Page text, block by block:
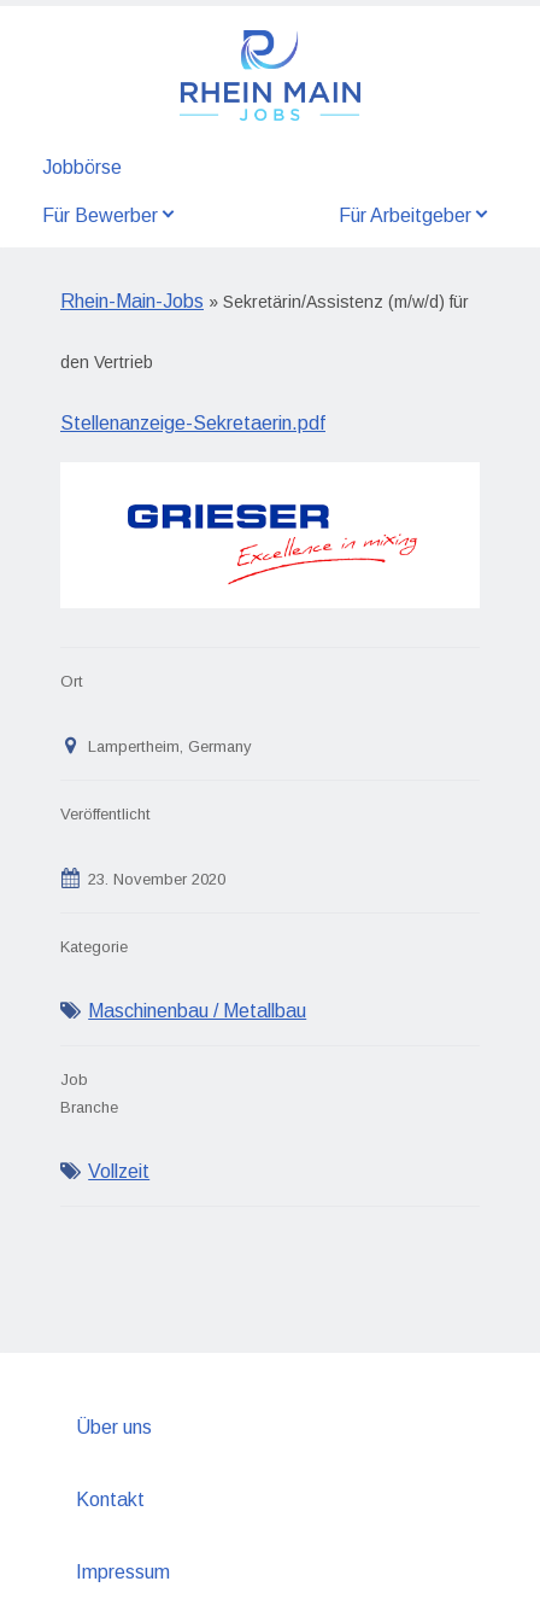
Jobbörse
Für Bewerber Für Arbeitgeber
Rhein-Main-Jobs » Sekretärin/Assistenz (m/w/d) für
den Vertrieb
Stellenanzeige-Sekretaerin.pdf
Ort
Lampertheim, Germany
Veröffentlicht
23. November 2020
Kategorie
Maschinenbau / Metallbau
Job
Branche
Vollzeit
Über uns
Kontakt
Impressum